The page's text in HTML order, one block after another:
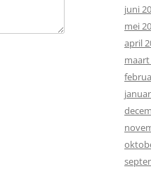
juni
mei
april
maart